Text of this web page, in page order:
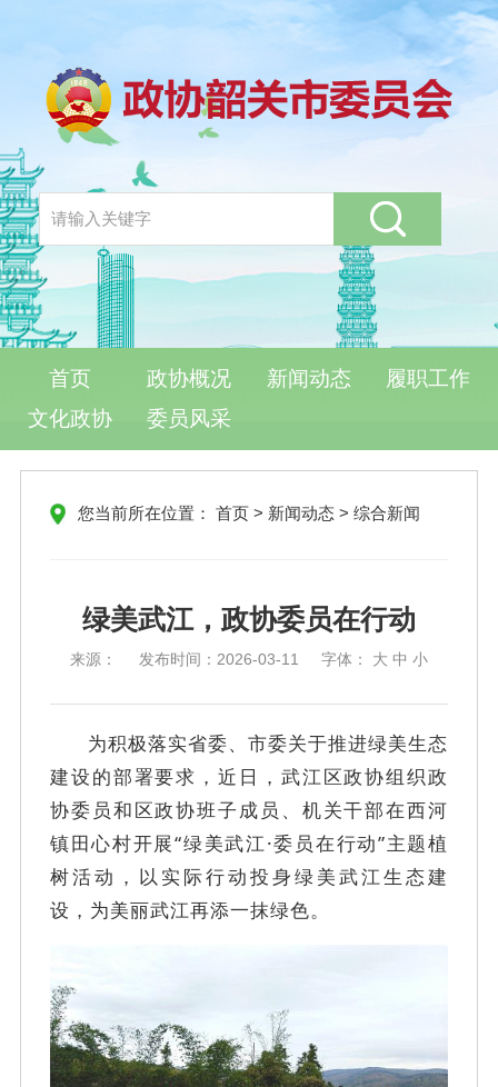
首页 政协概况 新闻动态
履职工作
文化政协
委员风采
您当前所在位置： 首页> 新闻动态> 综合新闻
绿美武江，政协委员在行动
来源： 发布时间： 2026-03-11 字体： 大 中 小
为积极落实省委、市委关于推进绿美生态
建设的部署要求，近日，武江区政协组织政
协委员和区政协班子成员、机关干部在西河
镇田心村开展“绿美武江·委员在行动”主题植
树活动，以实际行动投身绿美武江生态建
设，为美丽武江再添一抹绿色。